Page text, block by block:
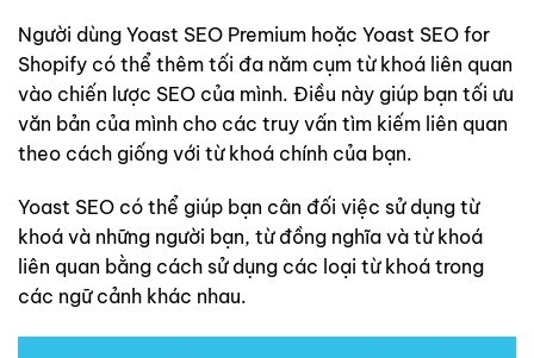
Người dùng Yoast SEO Premium hoặc Yoast SEO for
Shopify có thể thêm tối đa năm cụm từ khoá liên quan
vào chiến lược SEO của mình. Điều này giúp bạn tối ưu
văn bản của mình cho các truy vấn tìm kiếm liên quan
theo cách giống với từ khoá chính của bạn.
Yoast SEO có thể giúp bạn cân đối việc sử dụng từ
khoá và những người bạn, từ đồng nghĩa và từ khoá
liên quan bằng cách sử dụng các loại từ khoá trong
các ngữ cảnh khác nhau.